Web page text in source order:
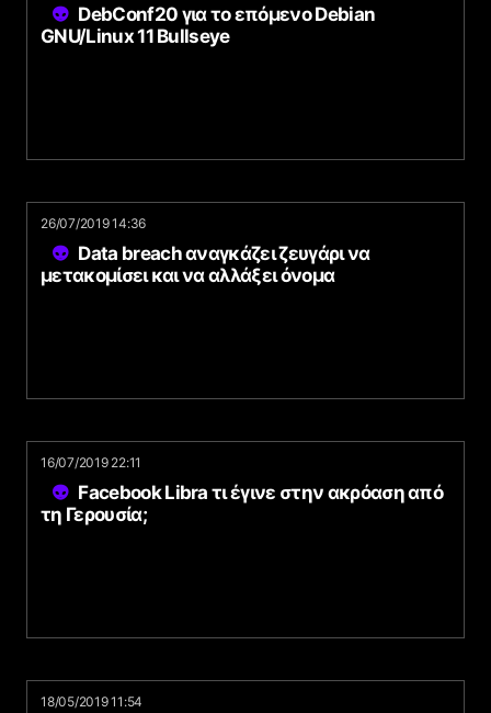
DebConf20 για το επόμενο Debian
GNU/Linux 11 Bullseye
26/07/2019 14:36
Data breach αναγκάζει ζευγάρι να
μετακομίσει και να αλλάξει όνομα
16/07/2019 22:11
Facebook Libra τι έγινε στην ακρόαση από
τη Γερουσία;
18/05/2019 11:54